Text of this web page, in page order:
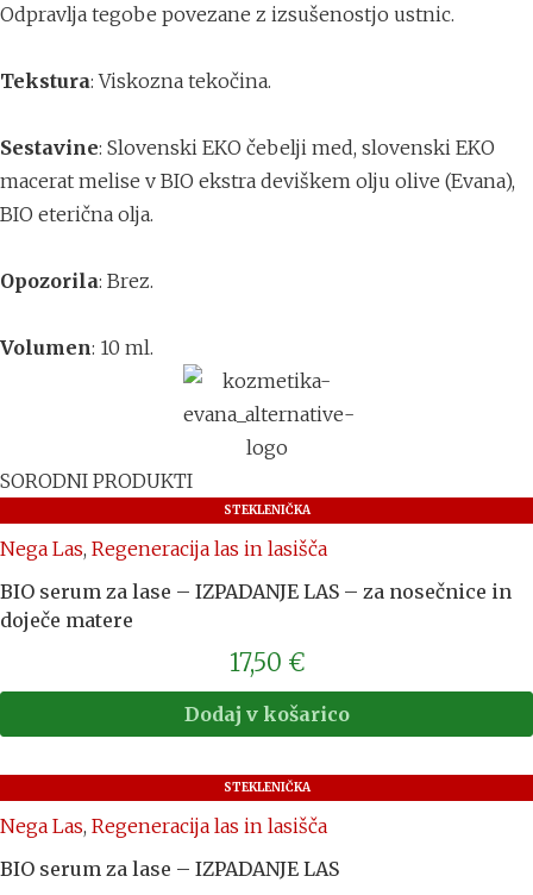
Odpravlja tegobe povezane z izsušenostjo ustnic.
Tekstura: Viskozna tekočina.
Sestavine: Slovenski EKO čebelji med, slovenski EKO
macerat melise v BIO ekstra deviškem olju olive (Evana),
BIO eterična olja.
Opozorila: Brez.
Volumen: 10 ml.
SORODNI PRODUKTI
STEKLENIČKA
Nega Las, Regeneracija las in lasišča
BIO serum za lase – IZPADANJE LAS – za nosečnice in
doječe matere
17,50 €
Dodaj v košarico
STEKLENIČKA
Nega Las, Regeneracija las in lasišča
BIO serum za lase – IZPADANJE LAS